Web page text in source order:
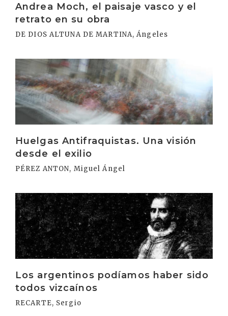
Andrea Moch, el paisaje vasco y el
retrato en su obra
DE DIOS ALTUNA DE MARTINA, Ángeles
Huelgas Antifraquistas. Una visión
desde el exilio
PÉREZ ANTON, Miguel Ángel
Irakurri
Los argentinos podíamos haber sido
todos vizcaínos
RECARTE, Sergio
Irakurri